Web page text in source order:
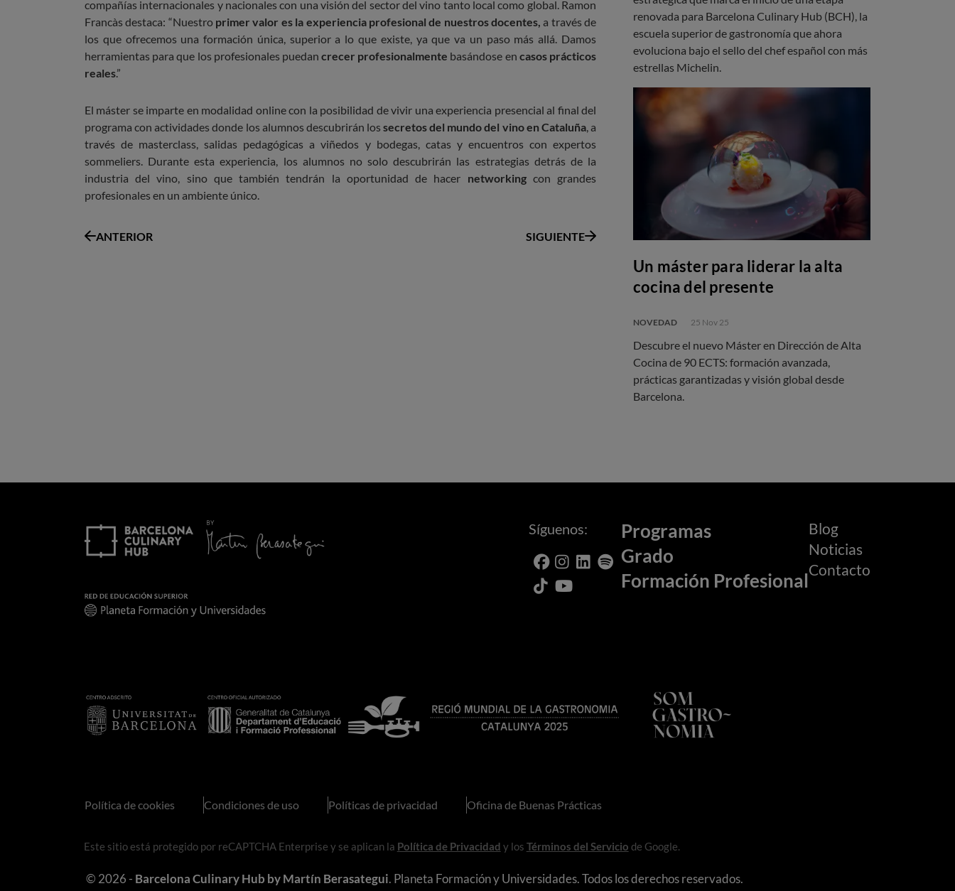
compañías internacionales y nacionales con una visión del sector del vino tanto local como global. Ramon
Francàs destaca: “Nuestro primer valor es la experiencia profesional de nuestros docentes, a través de
los que ofrecemos una formación única, superior a lo que existe, ya que va un paso más allá. Damos
herramientas para que los profesionales puedancrecer profesionalmente basándose en casos prácticos
reales.”
El máster se imparte en modalidad online con la posibilidad de vivir una experiencia presencial al final del
programa con actividades donde los alumnos descubrirán lossecretos del mundo del vino en Cataluña, a
través de masterclass, salidas pedagógicas a viñedos y bodegas, catas y encuentros con expertos
sommeliers. Durante esta experiencia, los alumnos no solo descubrirán las estrategias detrás de la
industria del vino, sino que también tendrán la oportunidad de hacer networkingcon grandes
profesionales en un ambiente único.
ANTERIOR SIGUIENTE
renovada para Barcelona Culinary Hub (BCH), la
escuela superior de gastronomía que ahora
evoluciona bajo el sello del chef español con más
estrellas Michelin.
Un máster para liderar la alta
cocina del presente
NOVEDAD 25 Nov 25
Descubre el nuevo Máster en Dirección de Alta
Cocina de 90 ECTS: formación avanzada,
prácticas garantizadas y visión global desde
Barcelona.
Síguenos:
Programas
Grado
Formación Profesional
Blog
Noticias
Contacto
Política de cookies Condiciones de uso Políticas de privacidad Oficina de Buenas Prácticas
Este sitio está protegido por reCAPTCHA Enterprise y se aplican la Política de Privacidad y los Términos del Servicio de Google.
© 2026 - Barcelona Culinary Hub by Martín Berasategui. Planeta Formación y Universidades. Todos los derechos reservados.